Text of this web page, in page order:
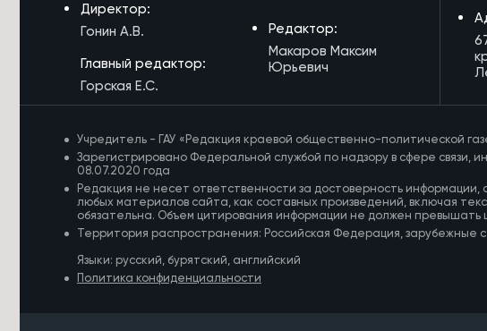
Улицу в Чите перекроют до 12
августа из-за аварийной ситуации
7/08/2026 в 16:03
голосования обсудили в Забайкалье
7/08/2026 в 15:38
Объём строительства в ДФО в 1,5
раза превышает
среднероссийский уровень
7/08/2026 в 15:21
Росгвардейцы потушили
Директор:
Гонин А.В.
Главный редактор:
Горская Е.С.
Редактор:
Макаров Максим
Юрьевич
Учредитель - ГАУ «Редакция краевой общественно-политической
Зарегистрировано Федеральной службой по надзору в сфере
08.07.2020 года
Редакция не несет ответственности за достоверность
любых материалов сайта, как составных произведений, включая
обязательна. Объем цитирования информации не должен
Территория распространения: Российская Федерация, зарубежные
Языки: русский, бурятский, английский
Политика конфиденциальности